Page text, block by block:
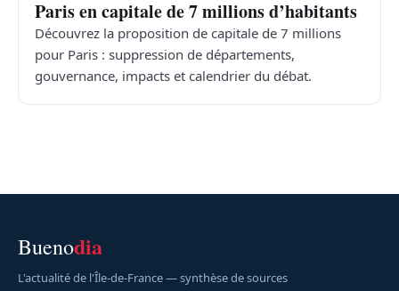
Paris en capitale de 7 millions d’habitants
Découvrez la proposition de capitale de 7 millions
pour Paris : suppression de départements,
gouvernance, impacts et calendrier du débat.
Buenodia
L'actualité de l'Île-de-France — synthèse de sources